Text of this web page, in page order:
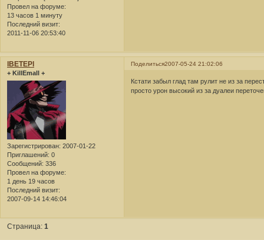
Провел на форуме:
13 часов 1 минуту
Последний визит:
2011-11-06 20:53:40
Поделиться2007-05-24 21:02:06
lBETEPl
+ KillEmall +
Зарегистрирован: 2007-01-22
Приглашений: 0
Сообщений: 336
Провел на форуме:
1 день 19 часов
Последний визит:
2007-09-14 14:46:04
Кстати забыл глад там рулит не из за
просто урон высокий из за дуалеи
Страница:1